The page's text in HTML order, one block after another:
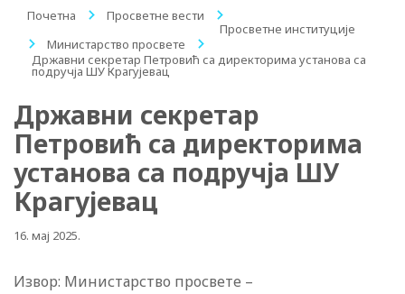
Почетна / Просветне вести
/
Просветне институције
/
Министарство просвете
/
Државни секретар Петровић са директорима установа са
подручја ШУ Крагујевац
Државни секретар
Петровић са директорима
установа са подручја ШУ
Крагујевац
16. мај 2025.
Извор: Министарство просвете –